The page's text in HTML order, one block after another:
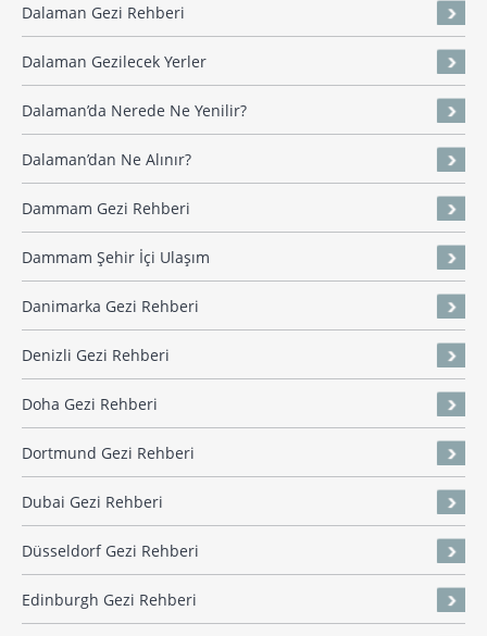
Dalaman Gezi Rehberi
Dalaman Gezilecek Yerler
Dalaman’da Nerede Ne Yenilir?
Dalaman’dan Ne Alınır?
Dammam Gezi Rehberi
Dammam Şehir İçi Ulaşım
Danimarka Gezi Rehberi
Denizli Gezi Rehberi
Doha Gezi Rehberi
Dortmund Gezi Rehberi
Dubai Gezi Rehberi
Düsseldorf Gezi Rehberi
Edinburgh Gezi Rehberi